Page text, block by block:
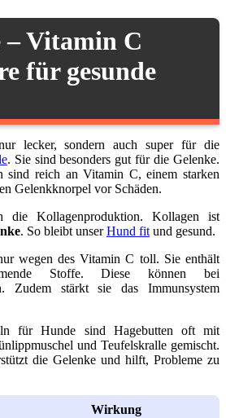
– Vitamin C
für gesunde
lecker, sondern auch super für die
. Sie sind besonders gut für die Gelenke.
sind reich an Vitamin C, einem starken
Gelenkknorpel vor Schäden.
die Kollagenproduktion. Kollagen ist
. So bleibt unserHund fit und gesund.
wegen des Vitamin C toll. Sie enthält
Stoffe. Diese können bei
Zudem stärkt sie das Immunsystem
für Hunde sind Hagebutten oft mit
und Teufelskralle gemischt.
die Gelenke und hilft, Probleme zu
Wirkung